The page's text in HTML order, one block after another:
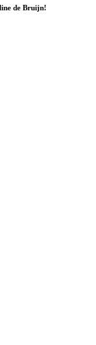
de Bruijn!